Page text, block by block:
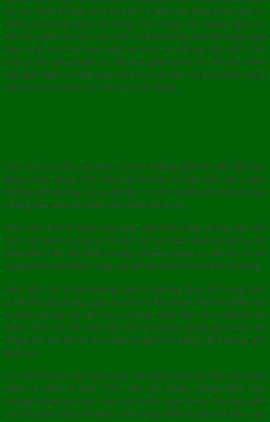
tra rác, thiết bị làm sạch tại chỗ và đảm bảo rằng khăn tắm và
khăn phủ đang được sử dụng. Các công việc hàng ngày có
thể bao gồm hút bụi, lau nhà và khử trùng thiết bị cũng như
làm sạch vòi hoa sen, nhà vệ sinh và phòng thay đồ. Các
công việc hàng tuần có thể bao gồm kiểm tra độ hao mòn
của ghế ngồi và lớp phủ, kiểm tra đồ đạc và phụ kiện cũng
như lau và chà sàn và làm sạch sâu thảm.
Chỉ cho họ cách vệ sinh và bảo dưỡng thiết bị tập thể dục
đúng cách, đồng thời đảm bảo họ biết và đặc biệt chú ý đến
những điểm nóng mà vi khuẩn, vi rút và nấm có thể tích tụ,
chẳng hạn như tay nắm cửa, thảm và tạ tay.
Giáo dục khách hàng của bạn. Hãy biết rằng phòng tập thể
dục của bạn là một cơ sở sạch sẽ và lành mạnh và dán các
biển hiệu yêu cầu khách hàng sử dụng dụng cụ rửa tay và sử
dụng khăn lau được cung cấp để lau thiết bị sau khi sử dụng.
Đặc biệt chú ý đến phòng tắm và phòng thay đồ trong lịch
trình dọn dẹp hàng ngày của bạn. Đây là nơi mà hơi nước tạo
ra môi trường ẩm ướt mà vi trùng, nấm mốc và vi khuẩn ưa
thích. Nếu có thể, hãy lắp đặt hệ thống thông gió hoặc hệ
thống hút ẩm để tản hơi nước và giữ cho không khí tương đối
khô ráo.
Có thiết bị làm sạch phù hợp. Sử dụng chất tẩy rửa cấp bệnh
viện có chứa ít nhất 10% chất tẩy trắng, nhưng đảm bảo
chúng không ăn mòn kim loại hoặc phun hoặc lau quá gần
các bộ phận điện tử nhạy cảm trong thiết bị tập thể dục của